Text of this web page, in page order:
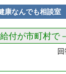
康なんでも相談室
付が市町村で